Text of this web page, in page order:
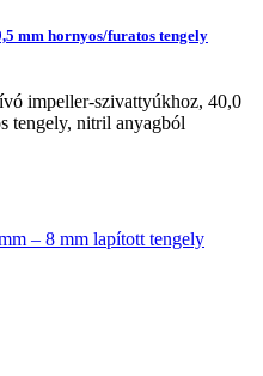
mm hornyos/furatos tengely
impeller-szivattyúkhoz, 40,0
tengely, nitril anyagból